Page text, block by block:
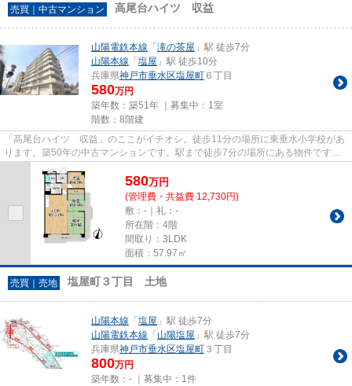
売買｜中古マンション 高尾台ハイツ 収益
山陽電鉄本線 「 滝の茶屋 」駅 徒歩7分
山陽本線 「 塩屋 」駅 徒歩10分
兵庫県神戸市垂水区塩屋町 ６丁目
580万円
築年数：築51年 ｜募集中： 1室
階数：8階建
「高尾台ハイツ 収益」のここがイチオシ。徒歩11分の場所に東垂水小学校があ
ります。築50年の中古マンションです。駅まで徒歩7分の場所にある物件です。
不動産のことで当社にご要望や...
580万円
(管理費・共益費 12,730円)
敷：-｜礼：-
所在階：4階
間取り：3LDK
面積：57.97㎡
売買｜売地 塩屋町３丁目 土地
山陽本線 「 塩屋 」駅 徒歩7分
山陽電鉄本線 「 山陽塩屋 」駅 徒歩7分
兵庫県神戸市垂水区塩屋町 ３丁目
800万円
築年数：- ｜募集中： 1件